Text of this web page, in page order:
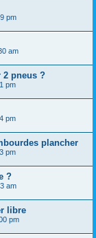
pm
am
2 pneus ?
pm
pm
plancher
pm
?
am
libre
pm